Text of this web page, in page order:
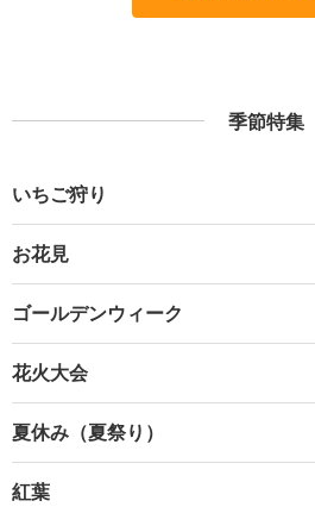
季節特集
いちご狩り
お花見
ゴールデンウィーク
花火大会
夏休み（夏祭り）
紅葉